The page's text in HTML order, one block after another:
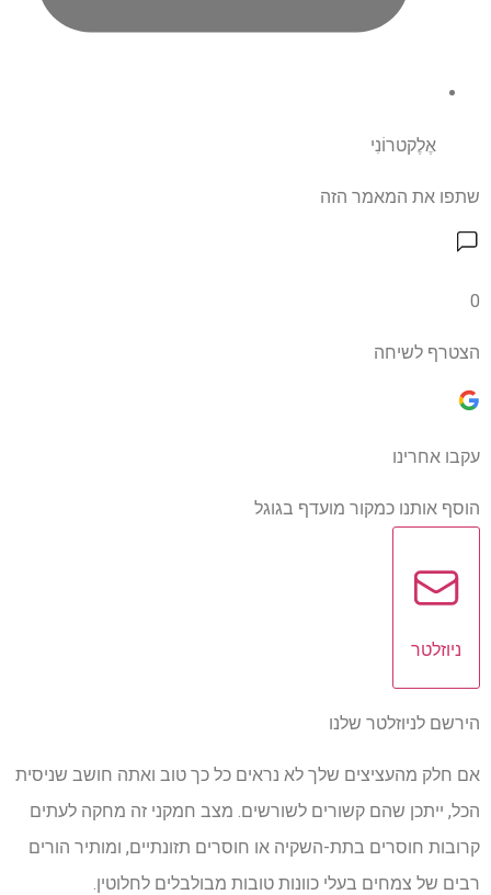
אֶלֶקטרוֹנִי
שתפו את המאמר הזה
0
הצטרף לשיחה
עקבו אחרינו
הוסף אותנו כמקור מועדף בגוגל
ניוזלטר
הירשם לניוזלטר שלנו
אם חלק מהעציצים שלך לא נראים כל כך טוב ואתה חושב שניסית
הכל, ייתכן שהם קשורים לשורשים. מצב חמקני זה מחקה לעתים
קרובות חוסרים בתת-השקיה או חוסרים תזונתיים, ומותיר הורים
רבים של צמחים בעלי כוונות טובות מבולבלים לחלוטין.